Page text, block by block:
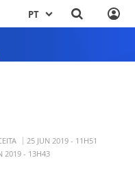
PT
25 JUN 2019 - 11H51
2019 - 13H43